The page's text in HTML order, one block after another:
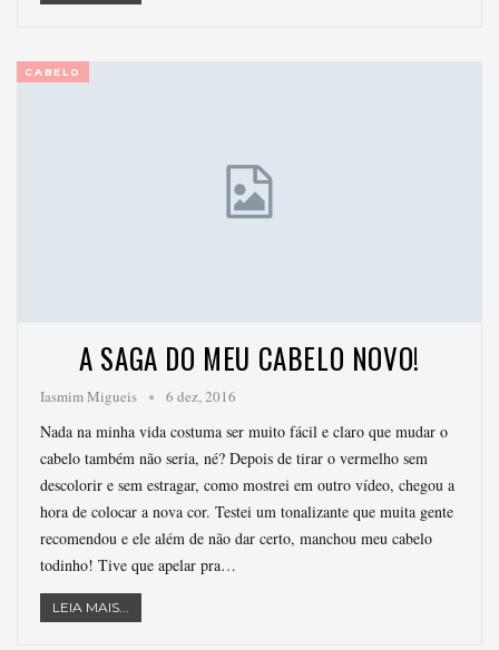
CABELO
A SAGA DO MEU CABELO NOVO!
Iasmim Migueis 6 dez, 2016
Nada na minha vida costuma ser muito fácil e claro que mudar o
cabelo também não seria, né? Depois de tirar o vermelho sem
descolorir e sem estragar, como mostrei em outro vídeo, chegou a
hora de colocar a nova cor. Testei um tonalizante que muita gente
recomendou e ele além de não dar certo, manchou meu cabelo
todinho! Tive que apelar pra…
LEIA MAIS...